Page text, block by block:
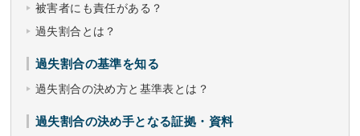
被害者にも責任がある？
過失割合とは？
過失割合の基準を知る
過失割合の決め方と基準表とは？
過失割合の決め手となる証拠・資料